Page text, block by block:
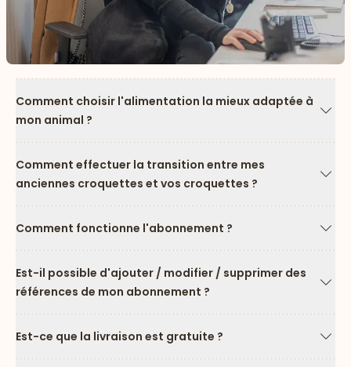
Comment choisir l'alimentation la mieux adaptée à
mon animal ?
Comment effectuer la transition entre mes
anciennes croquettes et vos croquettes ?
Comment fonctionne l'abonnement ?
Est-il possible d'ajouter / modifier / supprimer des
références de mon abonnement ?
Est-ce que la livraison est gratuite ?